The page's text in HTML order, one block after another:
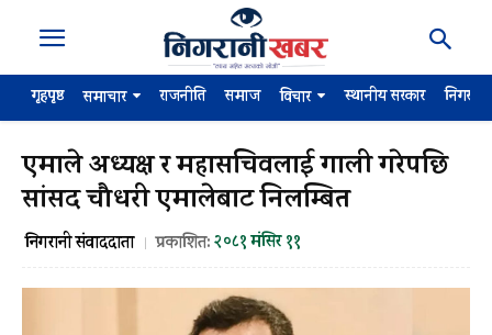
गृहपृष्ठ समाचार राजनीति समाज विचार स्थानीय सरकार
एमाले अध्यक्ष र महासचिवलाई गाली गरेपछि
सांसद चौधरी एमालेबाट निलम्बित
निगरानी संवाददाता प्रकाशित:२०८१ मंसिर ११